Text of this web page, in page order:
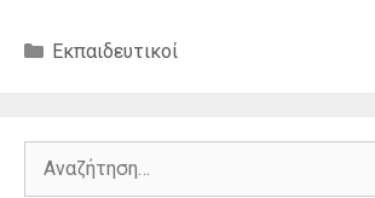
Κατηγορίες
Εκπαιδευτικοί
Αναζήτηση